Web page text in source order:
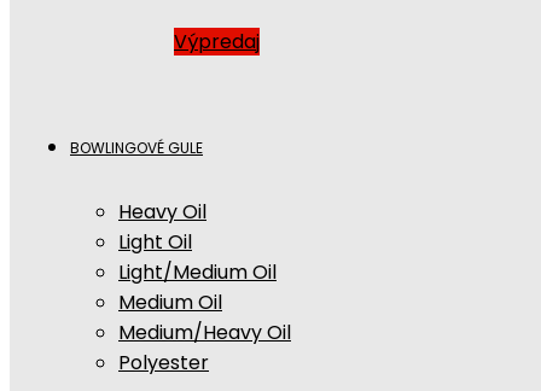
Výpredaj
BOWLINGOVÉ GULE
Heavy Oil
Light Oil
Light/Medium Oil
Medium Oil
Medium/Heavy Oil
Polyester